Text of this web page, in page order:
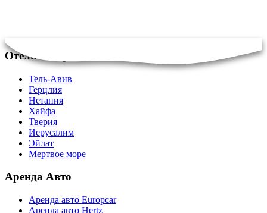
Отели в Израиле
Тель-Авив
Герцлия
Нетания
Хайфа
Тверия
Иерусалим
Эйлат
Мертвое море
Аренда Авто
Аренда авто Europcar
Аренда авто Hertz